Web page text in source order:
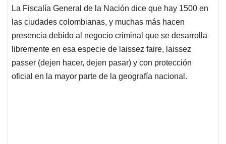
La Fiscalía General de la Nación dice que hay 1500 en
las ciudades colombianas, y muchas más hacen
presencia debido al negocio criminal que se desarrolla
libremente en esa especie de laissez faire, laissez
passer (dejen hacer, dejen pasar) y con protección
oficial en la mayor parte de la geografía nacional.